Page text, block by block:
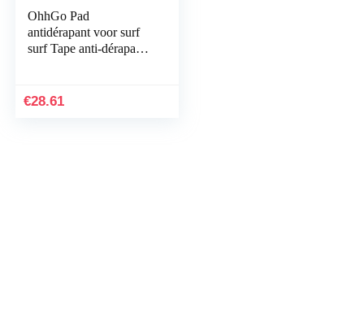
OhhGo Pad
antidérapant voor surf
surf Tape anti-dérapant
EVA Deck Pad Surf…
€28.61